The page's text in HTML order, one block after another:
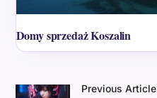
Domy sprzedaż Koszalin
Previous Article